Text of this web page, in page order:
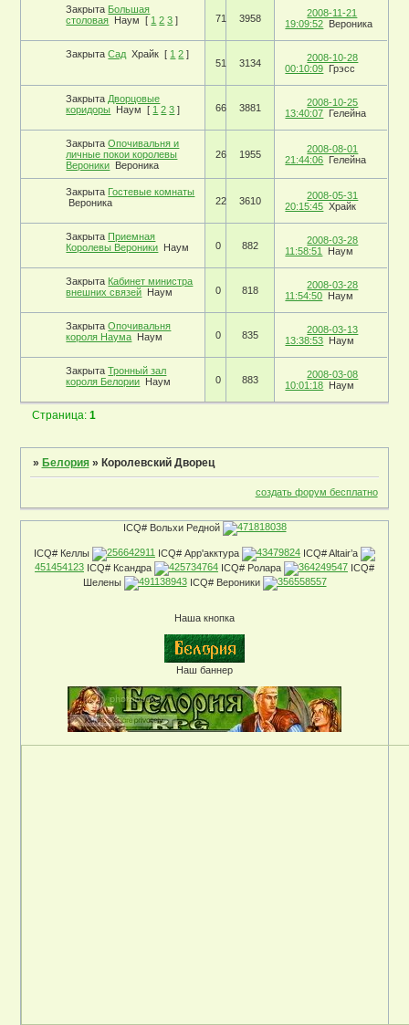
Закрыта Большая
столовая Наум [ 1 2 3 ] 71 3958
2008-11-21
19:09:52 Вероника
ЗакрытаСад Храйк [ 1 2 ]
51
3134
2008-10-28
00:10:09 Грэсс
Закрыта Дворцовые
коридоры Наум [ 1 2 3 ] 66 3881
2008-10-25
13:40:07 Гелейна
ЗакрытаОпочивальня и
личные покои королевы
Вероники Вероника
26 1955
2008-08-01
21:44:06 Гелейна
Закрыта Гостевые комнаты
Вероника
22 3610
2008-05-31
20:15:45 Храйк
Закрыта Приемная
Королевы Вероники Наум 0 882
2008-03-28
11:58:51
Наум
Закрыта Кабинет министра
внешних связей Наум 0 818
2008-03-28
11:54:50 Наум
ЗакрытаОпочивальня
короля Наума Наум 0 835
2008-03-13
13:38:53 Наум
ЗакрытаТронный зал
короля Белории Наум 0 883
2008-03-08
10:01:18 Наум
Страница: 1
» Белория » Королевский Дворец
создать форум бесплатно
ICQ# Вольхи Редной 471818038
ICQ# Келлы 256642911 ICQ# Арр'акктура 43479824 ICQ# Altair’a
451454123 ICQ# Ксандра 425734764 ICQ# Ролара 364249547 ICQ#
Шелены
491138943ICQ# Вероники 356558557
Наша кнопка
Наш баннер